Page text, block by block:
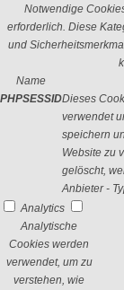
Notwendige
erforderlich. Diese
und
Name
PHPSESSIDDieses
verwendet
speichern
Website zu
gelöscht,
Anbieter -
Analytics
Analytische
Cookies werden
verwendet, um zu
verstehen, wie